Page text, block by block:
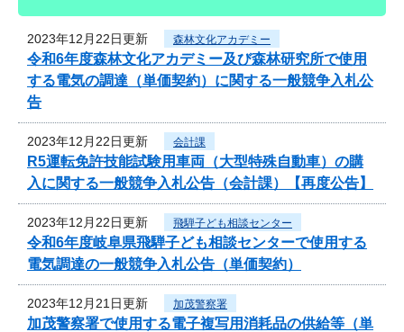
2023年12月22日更新 森林文化アカデミー
令和6年度森林文化アカデミー及び森林研究所で使用
する電気の調達（単価契約）に関する一般競争入札公
告
2023年12月22日更新 会計課
R5運転免許技能試験用車両（大型特殊自動車）の購
入に関する一般競争入札公告（会計課）【再度公告】
2023年12月22日更新 飛騨子ども相談センター
令和6年度岐阜県飛騨子ども相談センターで使用する
電気調達の一般競争入札公告（単価契約）
2023年12月21日更新 加茂警察署
加茂警察署で使用する電子複写用消耗品の供給等（単